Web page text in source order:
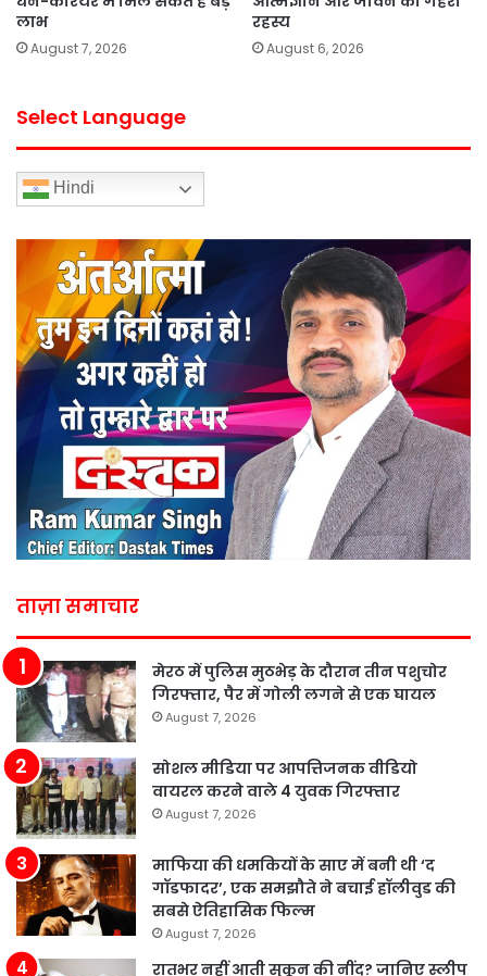
लाभ
August 7, 2026
रहस्य
August 6, 2026
Select Language
Hindi
ताज़ा समाचार
मेरठ में पुलिस मुठभेड़ के दौरान तीन पशुचोर
गिरफ्तार, पैर में गोली लगने से एक घायल
August 7, 2026
सोशल मीडिया पर आपत्तिजनक वीडियो
वायरल करने वाले 4 युवक गिरफ्तार
August 7, 2026
माफिया की धमकियों के साए में बनी थी ‘द
गॉडफादर’, एक समझौते ने बचाई हॉलीवुड की
सबसे ऐतिहासिक फिल्म
August 7, 2026
रातभर नहीं आती सुकून की नींद? जानिए स्लीप